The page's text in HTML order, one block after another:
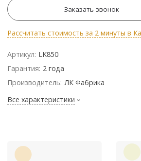
Заказать звонок
Рассчитать стоимость за 2 минуты в
Артикул: LK850
Гарантия: 2 года
Производитель: ЛК Фабрика
Все характеристики